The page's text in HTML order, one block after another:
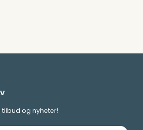
tilbud og nyheter!